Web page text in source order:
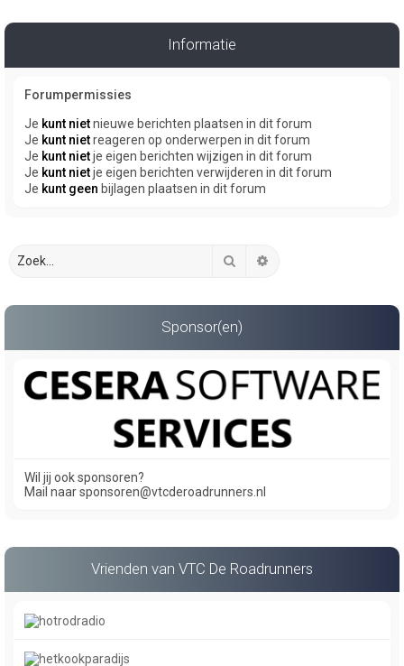
Informatie
Forumpermissies
Je kunt nietnieuwe berichten plaatsen in dit forum
Je kunt nietreageren op onderwerpen in dit forum
Je kunt nietje eigen berichten wijzigen in dit forum
Je kunt nietje eigen berichten verwijderen in dit forum
Je kunt geen bijlagen plaatsen in dit forum
Zoek
Sponsor(en)
Wil jij ook sponsoren?
Mail naar sponsoren@vtcderoadrunners.nl
Vrienden van VTC De Roadrunners